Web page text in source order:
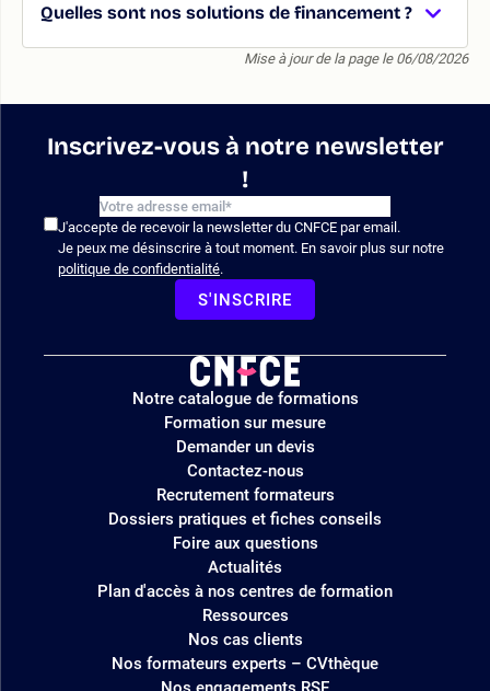
Quelles sont nos solutions de financement ?
Mise à jour de la page le 06/08/2026
Inscrivez-vous à notre newsletter
!
J'accepte de recevoir la newsletter du CNFCE par email.
Je peux me désinscrire à tout moment. En savoir plus sur notre
politique de confidentialité.
S'INSCRIRE
Logo
site
Notre catalogue de formations
Formation sur mesure
Demander un devis
Contactez-nous
Recrutement formateurs
Dossiers pratiques et fiches conseils
Foire aux questions
Actualités
Plan d'accès à nos centres de formation
Ressources
Nos cas clients
Nos formateurs experts – CVthèque